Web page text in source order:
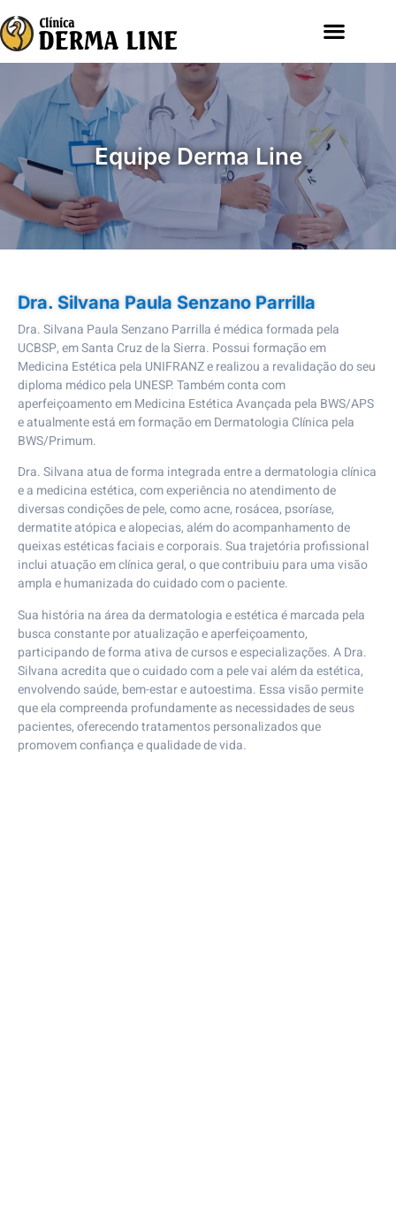
Equipe Derma Line
Dra. Silvana Paula Senzano Parrilla
Dra. Silvana Paula Senzano Parrilla é médica formada pela
UCBSP, em Santa Cruz de la Sierra. Possui formação em
Medicina Estética pela UNIFRANZ e realizou a revalidação do seu
diploma médico pela UNESP. Também conta com
aperfeiçoamento em Medicina Estética Avançada pela BWS/APS
e atualmente está em formação em Dermatologia Clínica pela
BWS/Primum.
Dra. Silvana atua de forma integrada entre a dermatologia clínica
e a medicina estética, com experiência no atendimento de
diversas condições de pele, como acne, rosácea, psoríase,
dermatite atópica e alopecias, além do acompanhamento de
queixas estéticas faciais e corporais. Sua trajetória profissional
inclui atuação em clínica geral, o que contribuiu para uma visão
ampla e humanizada do cuidado com o paciente.
Sua história na área da dermatologia e estética é marcada pela
busca constante por atualização e aperfeiçoamento,
participando de forma ativa de cursos e especializações. A Dra.
Silvana acredita que o cuidado com a pele vai além da estética,
envolvendo saúde, bem-estar e autoestima. Essa visão permite
que ela compreenda profundamente as necessidades de seus
pacientes, oferecendo tratamentos personalizados que
promovem confiança e qualidade de vida.